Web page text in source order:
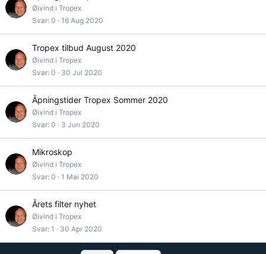
Øivind i Tropex
Svar 0 16 Aug 2020
Tropex tilbud August 2020
Øivind i Tropex
Svar 0 30 Jul 2020
Åpningstider Tropex Sommer 2020
Øivind i Tropex
Svar 0 3 Jun 2020
Mikroskop
Øivind i Tropex
Svar 0 1 Mai 2020
Årets filter nyhet
Øivind i Tropex
Svar 1 30 Apr 2020